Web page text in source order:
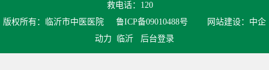
救电话： 120
版权所有：临沂市中医医院 鲁ICP备09010488号 网站建设： 中企
动力
临沂 后台登录